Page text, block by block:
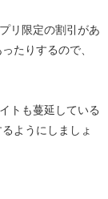
リ限定の割引があ
たりするので、
トも蔓延している
ようにしましょ